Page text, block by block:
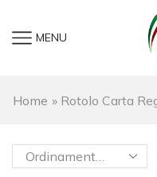
MENU
Home » Rotolo Carta